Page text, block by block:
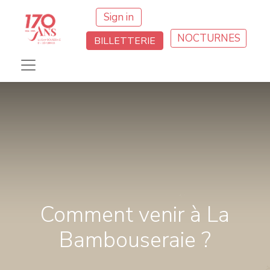
Sign in
BILLETTERIE NOCTURNES
Comment venir à La
Bambouseraie ?